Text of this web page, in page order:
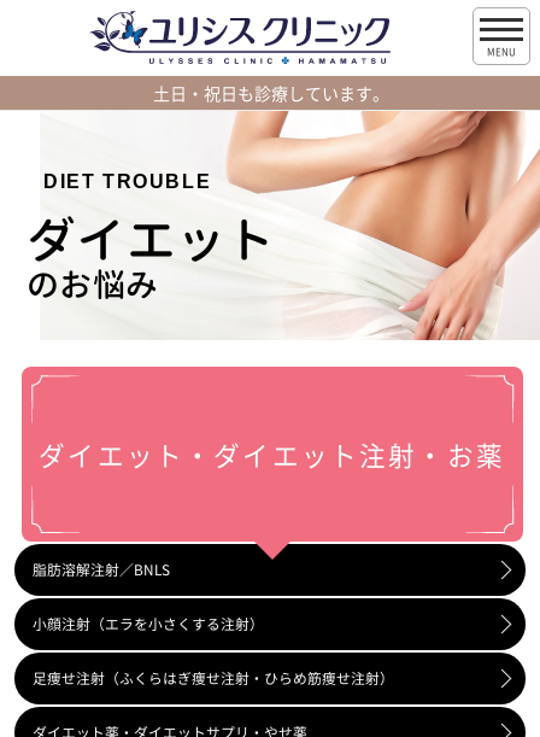
土日・祝日も診療しています。
MENU
DIET TROUBLE
ダイエット
のお悩み
ダイエット・ダイエット注射・お薬
脂肪溶解注射／BNLS
小顔注射（エラを小さくする注射）
足痩せ注射（ふくらはぎ痩せ注射・ひらめ筋痩せ注射）
ダイエット薬・ダイエットサプリ・やせ薬